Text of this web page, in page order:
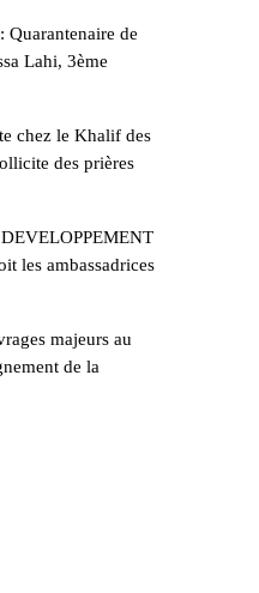
de
Lahi, 3ème
chez le Khalif des
des prières
les ambassadrices
majeurs au
de la